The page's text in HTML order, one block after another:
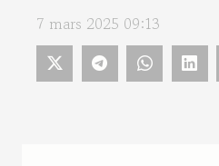
7 mars 2025 09:13